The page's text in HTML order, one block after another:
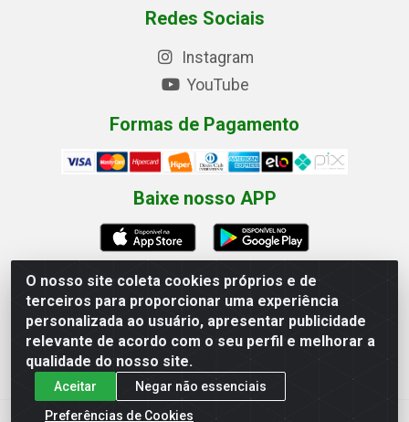
O nosso site coleta cookies próprios e de
terceiros para proporcionar uma experiência
personalizada ao usuário, apresentar publicidade
relevante de acordo com o seu perfil e melhorar a
qualidade do nosso site.
Aceitar
Negar não essenciais
Preferências de Cookies
Redes Sociais
Instagram
YouTube
Formas de Pagamento
Baixe nosso APP
Eletrofarias Materiais Eletricos - Av. Jorn. Assis
Chateaubriand, 2500 - Distrito Industrial, Campina Grande/PB
- CEP 58.410-062 - CNPJ 12.110.462/0001-40